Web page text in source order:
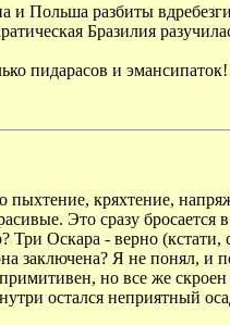
и Польша разбиты
Бразилия
пидарасов и эмансипаток!
кряхтение,
Это сразу бросается
Оскара - верно (кстати,
заключена? Я не понял, и
но все же
остался неприятный